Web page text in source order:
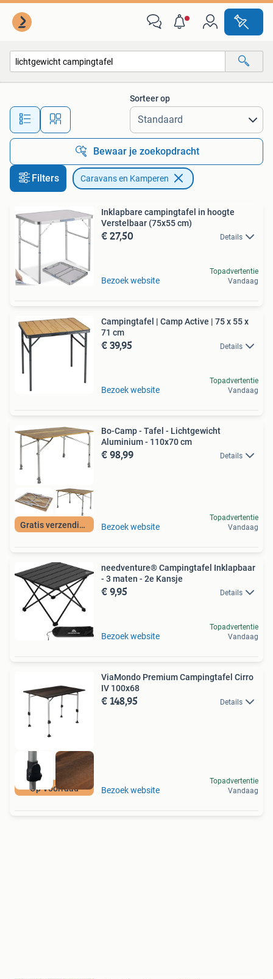
Alle afstanden…
Sorteer op
Bewaar je zoekopdracht
Filters Caravans en Kamperen
Inklapbare campingtafel in hoogte
Verstelbaar (75x55 cm)
€ 27,50 Details
Bezoek website
Topadvertentie
Vandaag
Campingtafel | Camp Active | 75 x 55 x
71 cm
€ 39,95 Details
Bezoek website
Topadvertentie
Vandaag
Gratis verzending
Bo-Camp - Tafel - Lichtgewicht
Aluminium - 110x70 cm
€ 98,99 Details
Bezoek website
Topadvertentie
Vandaag
needventure® Campingtafel Inklapbaar
- 3 maten - 2e Kansje
€ 9,95 Details
Bezoek website
Topadvertentie
Vandaag
Op Voorraad
ViaMondo Premium Campingtafel Cirro
IV 100x68
€ 148,95 Details
Bezoek website
Topadvertentie
Vandaag